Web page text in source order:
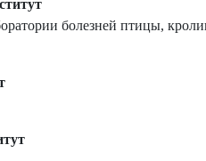
болезней птицы,